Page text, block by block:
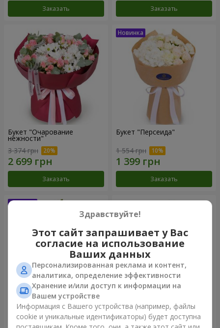
Заказать Заказать
Букет "Очарование
нежности"
3 374 грн
Заказать
Букет "Персеида"
1 554 грн
Заказать
Букет "Герцогиня
Кавендиш"
5 937 грн
Букет "Лиссия"
3 764 грн
Здравствуйте!
Этот сайт запрашивает у Вас
согласие на использование
Ваших данных
Персонализированная реклама и контент,
аналитика, определение эффективности
Хранение и/или доступ к информации на
Вашем устройстве
Информация с Вашего устройства (например, файлы
cookie и уникальные идентификаторы) будет доступна